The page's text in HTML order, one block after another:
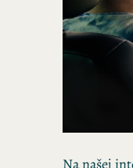
Na našej